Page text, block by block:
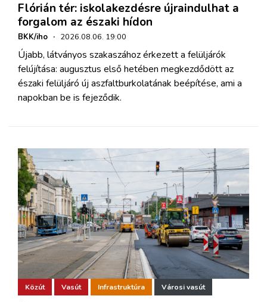
Flórián tér: iskolakezdésre újraindulhat a
forgalom az északi hídon
BKK/iho · 2026.08.06. 19:00
Újabb, látványos szakaszához érkezett a felüljárók
felújítása: augusztus első hetében megkezdődött az
északi felüljáró új aszfaltburkolatának beépítése, ami a
napokban be is fejeződik.
Közút Vasút Infrastruktúra Városi vasút